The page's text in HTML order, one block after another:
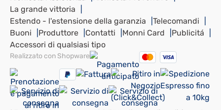
La grande vittoria
Estendo - l'estensione della garanzia
Telecomandi
Buoni
Produttore Contatti Monni Card
Publicitá
Accessori di qualsiasi tipo
Realizzato con Shopware